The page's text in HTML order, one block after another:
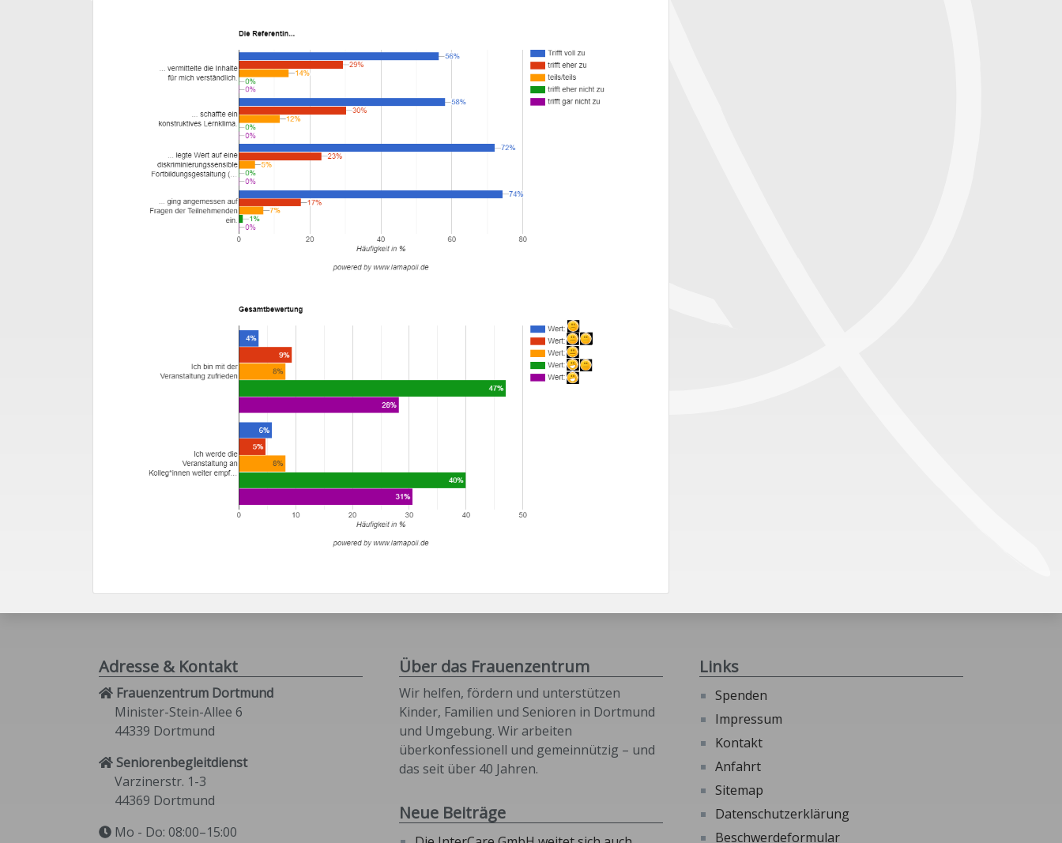
Adresse & Kontakt
Frauenzentrum Dortmund
Minister-Stein-Allee 6
44339 Dortmund
Seniorenbegleitdienst
Varzinerstr. 1-3
44369 Dortmund
Mo - Do: 08:00–15:00
Über das Frauenzentrum
Wir helfen, fördern und unterstützen
Kinder, Familien und Senioren in Dortmund
und Umgebung. Wir arbeiten
überkonfessionell und gemeinnützig – und
das seit über 40 Jahren.
Neue Beiträge
Links
Spenden
Impressum
Kontakt
Anfahrt
Sitemap
Datenschutzerklärung
Beschwerdeformular